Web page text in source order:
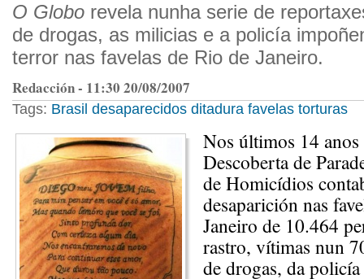
O Globo revela nunha serie de
de drogas, as milicias e a policía
terror nas favelas de Rio de Janeiro.
Redacción - 11:30 20/08/2007
Tags: Brasil desaparecidos ditadura favelas torturas
Nos últimos 14
Descoberta de
de Homicídios
desaparición nas
Janeiro de 10.464
rastro, vítimas nun
de drogas, da